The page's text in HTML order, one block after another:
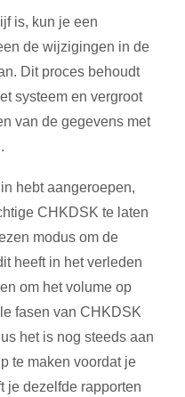
is, kun je een
de wijzigingen in de
Dit proces behoudt
systeem en vergroot
van de gegevens met
hebt aangeroepen,
CHKDSK te laten
modus om de
heeft in het verleden
om het volume op
fasen van CHKDSK
het is nog steeds aan
te maken voordat je
je dezelfde rapporten